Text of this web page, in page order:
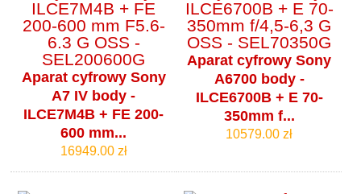
Aparat cyfrowy Sony
A7 IV body -
ILCE7M4B + FE 200-
600 mm...
16949.00 zł
Aparat cyfrowy Sony
A6700 body -
ILCE6700B + E 70-
350mm f...
10579.00 zł